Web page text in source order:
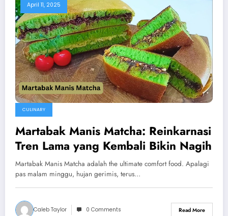
April 11, 2025
CULINARY
Martabak Manis Matcha: Reinkarnasi
Tren Lama yang Kembali Bikin Nagih
Martabak Manis Matcha adalah the ultimate comfort food. Apalagi
pas malam minggu, hujan gerimis, terus…
Caleb Taylor 0 Comments Read More